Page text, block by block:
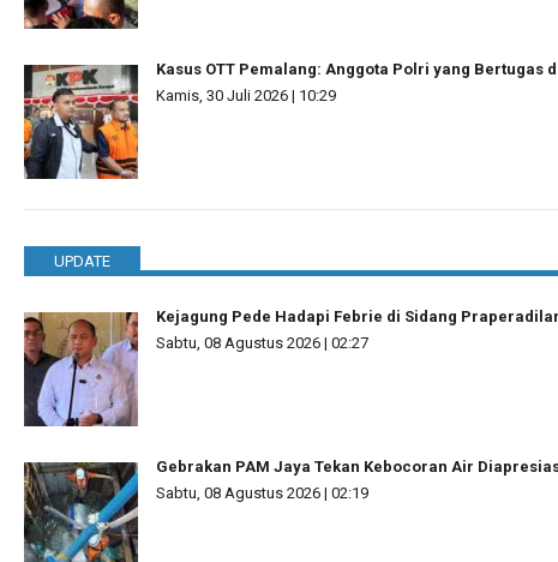
Kasus OTT Pemalang: Anggota Polri yang Bertugas
Kamis, 30 Juli 2026 | 10:29
UPDATE
Kejagung Pede Hadapi Febrie di Sidang
Sabtu, 08 Agustus 2026 | 02:27
Gebrakan PAM Jaya Tekan Kebocoran Air
Sabtu, 08 Agustus 2026 | 02:19